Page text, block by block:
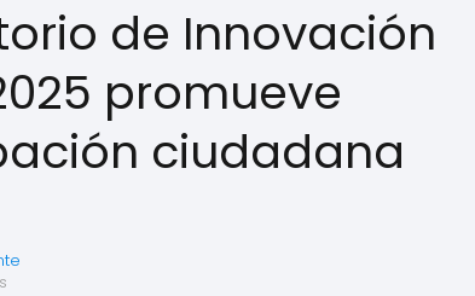
de Innovación
promueve
ciudadana